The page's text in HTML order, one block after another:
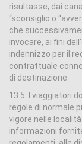
risultasse, dai
“sconsiglio o
che
invocare, ai fini
indennizzo per il
contrattuale
di destinazione.
13.5. I viaggiatori
regole di normale
vigore nelle
informazioni